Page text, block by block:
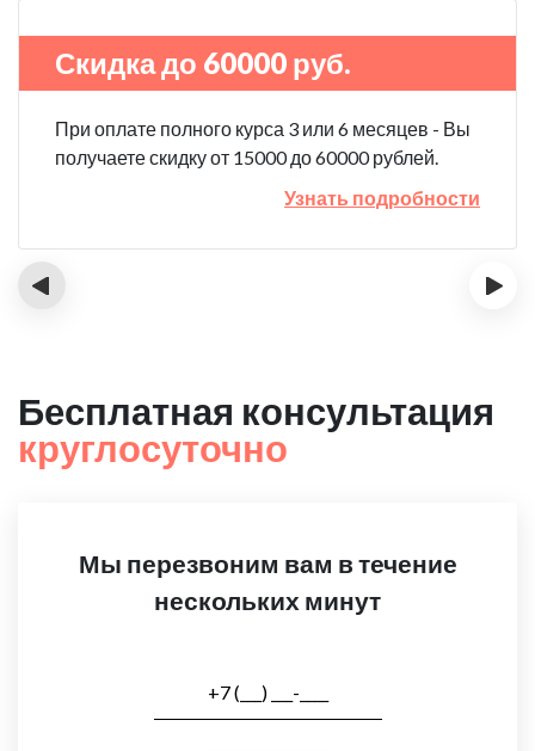
Скидка до 60000 руб.
При оплате полного курса 3 или 6 месяцев - Вы
получаете скидку от 15000 до 60000 рублей.
Узнать подробности
‹ ›
Бесплатная консультация
круглосуточно
Мы перезвоним вам в течение
нескольких минут